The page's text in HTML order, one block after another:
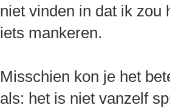
niet vinden in dat ik zou
iets mankeren.
Misschien kon je het
als: het is niet vanzelf